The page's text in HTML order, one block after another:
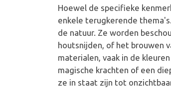
Hoewel de specifieke
enkele terugkerende
de natuur. Ze worden
houtsnijden, of het brouwen
materialen, vaak in de
magische krachten of een
ze in staat zijn tot